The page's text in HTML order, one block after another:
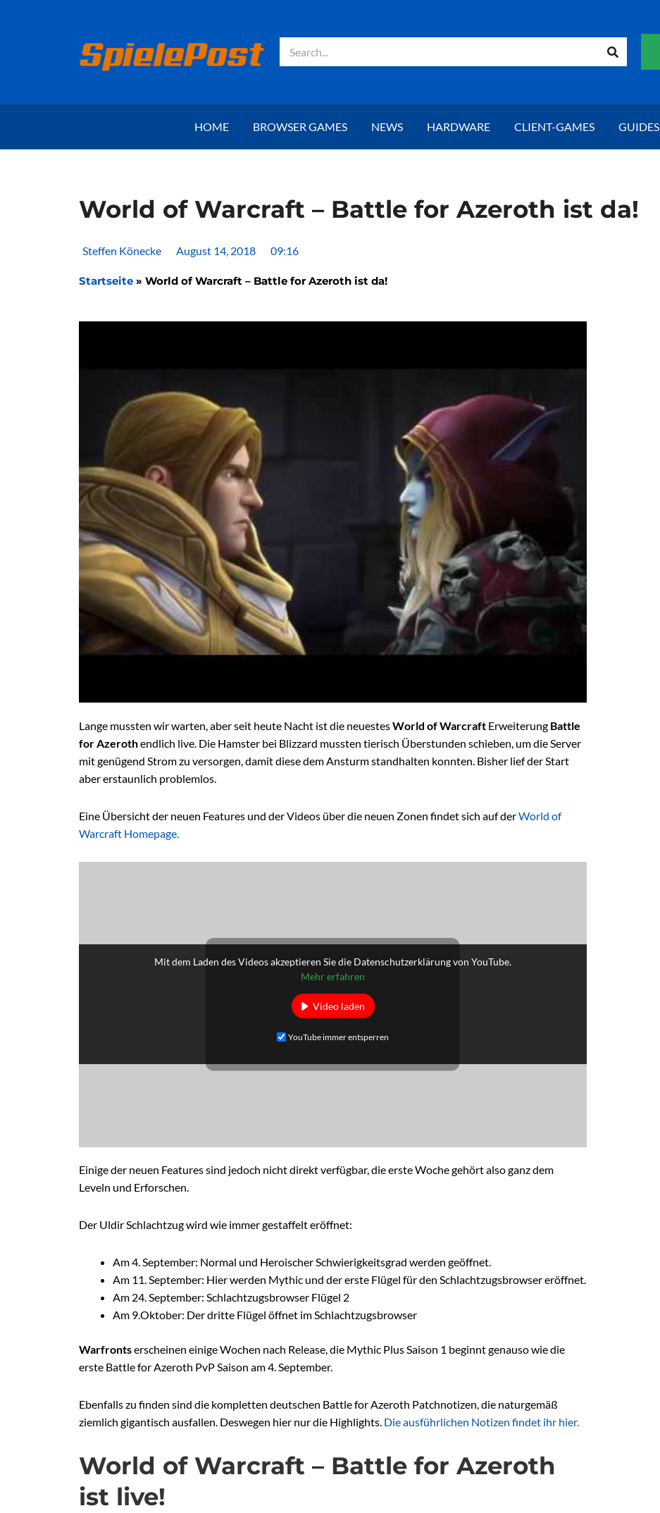
Suche
HOME BROWSER GAMES NEWS HARDWARE CLIENT-GAMES GUIDES
World of Warcraft – Battle for Azeroth ist da!
Steffen Könecke August 14, 2018 09:16
Startseite » World of Warcraft – Battle for Azeroth ist da!
Lange mussten wir warten, aber seit heute Nacht ist die neuestesWorld of Warcraft Erweiterung Battle
for Azerothendlich live. Die Hamster bei Blizzard mussten tierisch Überstunden schieben, um die Server
mit genügend Strom zu versorgen, damit diese dem Ansturm standhalten konnten. Bisher lief der Start
aber erstaunlich problemlos.
Eine Übersicht der neuen Features und der Videos über die neuen Zonen findet sich auf derWorld of
Warcraft Homepage.
Mit dem Laden des Videos akzeptieren Sie die Datenschutzerklärung von YouTube.
Mehr erfahren
Video laden
YouTube immer entsperren
Einige der neuen Features sind jedoch nicht direkt verfügbar, die erste Woche gehört also ganz dem
Leveln und Erforschen.
Der Uldir Schlachtzug wird wie immer gestaffelt eröffnet:
Am 4. September: Normal und Heroischer Schwierigkeitsgrad werden geöffnet.
Am 11. September: Hier werden Mythic und der erste Flügel für den Schlachtzugsbrowser eröffnet.
Am 24. September: Schlachtzugsbrowser Flügel 2
Am 9.Oktober: Der dritte Flügel öffnet im Schlachtzugsbrowser
Warfrontserscheinen einige Wochen nach Release, die Mythic Plus Saison 1 beginnt genauso wie die
erste Battle for Azeroth PvP Saison am 4. September.
Ebenfalls zu finden sind die kompletten deutschen Battle for Azeroth Patchnotizen, die naturgemäß
ziemlich gigantisch ausfallen. Deswegen hier nur die Highlights. Die ausführlichen Notizen findet ihr hier.
World of Warcraft – Battle for Azeroth
ist live!